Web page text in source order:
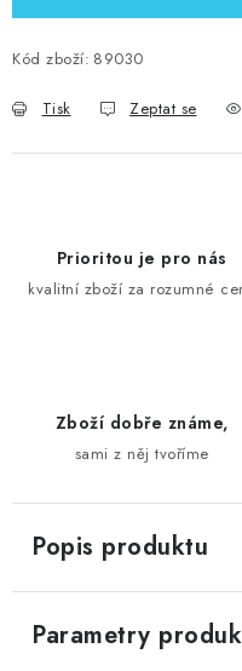
Kód zboží: 89030
Tisk Zeptat se
Prioritou je pro nás
kvalitní zboží za rozumné
Zboží dobře známe,
sami z něj tvoříme
Popis produktu
Parametry